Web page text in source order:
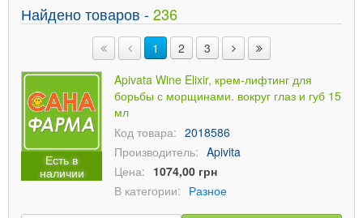
Найдено товаров -236
1 2 3
Есть в
наличии
Apivata Wine Elixir, крем-лифтинг для
борьбы с морщинами. вокруг глаз и губ 15
мл
Код товара: 2018586
Производитель: Apivita
Цена: 1074,00 грн
В категории: Разное